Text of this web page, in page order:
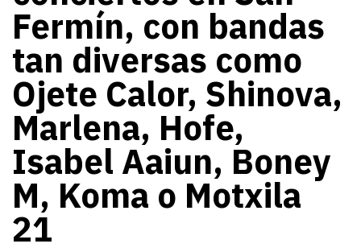
Fermín, con bandas
tan diversas como
Ojete Calor, Shinova,
Marlena, Hofe,
Isabel Aaiun, Boney
M, Koma o Motxila
21